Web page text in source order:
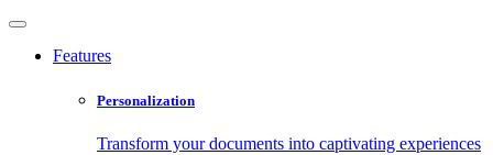
Features
Personalization
Transform your documents into captivating experiences